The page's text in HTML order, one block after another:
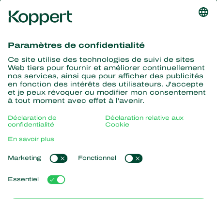
nouvelles et informations
S’abonner ici
La nature pour partenaire
Acariens Prédateurs
Parasitoïdes
Nématodes entomopathogènes
Micro-organismes bénéfiques
Protection des cultures
À propos de Koppert
Actualités & informations
Formations Koppert
Travailler chez Koppert
Contact
Liens populaires
Retour d’expérience
Koppert Global